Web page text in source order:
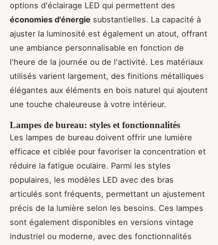
options d'éclairage LED qui permettent des
économies d'énergie substantielles. La capacité à
ajuster la luminosité est également un atout, offrant
une ambiance personnalisable en fonction de
l'heure de la journée ou de l'activité. Les matériaux
utilisés varient largement, des finitions métalliques
élégantes aux éléments en bois naturel qui ajoutent
une touche chaleureuse à votre intérieur.
Lampes de bureau: styles et fonctionnalités
Les lampes de bureau doivent offrir une lumière
efficace et ciblée pour favoriser la concentration et
réduire la fatigue oculaire. Parmi les styles
populaires, les modèles LED avec des bras
articulés sont fréquents, permettant un ajustement
précis de la lumière selon les besoins. Ces lampes
sont également disponibles en versions vintage
industriel ou moderne, avec des fonctionnalités